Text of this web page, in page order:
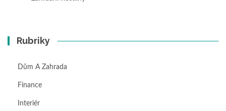
Rubriky
Dům A Zahrada
Finance
Interiér